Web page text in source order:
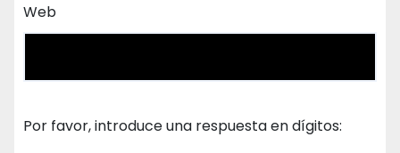
Web
Por favor, introduce una respuesta en dígitos: